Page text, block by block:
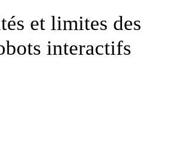
et limites des
interactifs